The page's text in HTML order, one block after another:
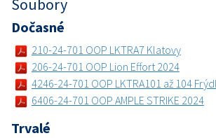
Soubory
Dočasné
210-24-701 OOP LKTRA7 Klatovy
206-24-701 OOP Lion Effort 2024
4246-24-701 OOP LKTRA101 až 104
6406-24-701 OOP AMPLE STRIKE 2024
Trvalé